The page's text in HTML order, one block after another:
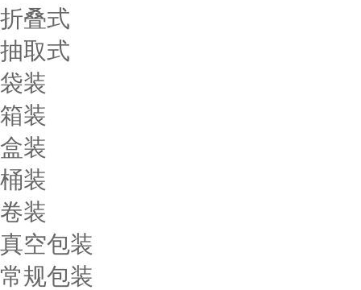
折叠式
抽取式
袋装
箱装
盒装
桶装
卷装
真空包装
常规包装